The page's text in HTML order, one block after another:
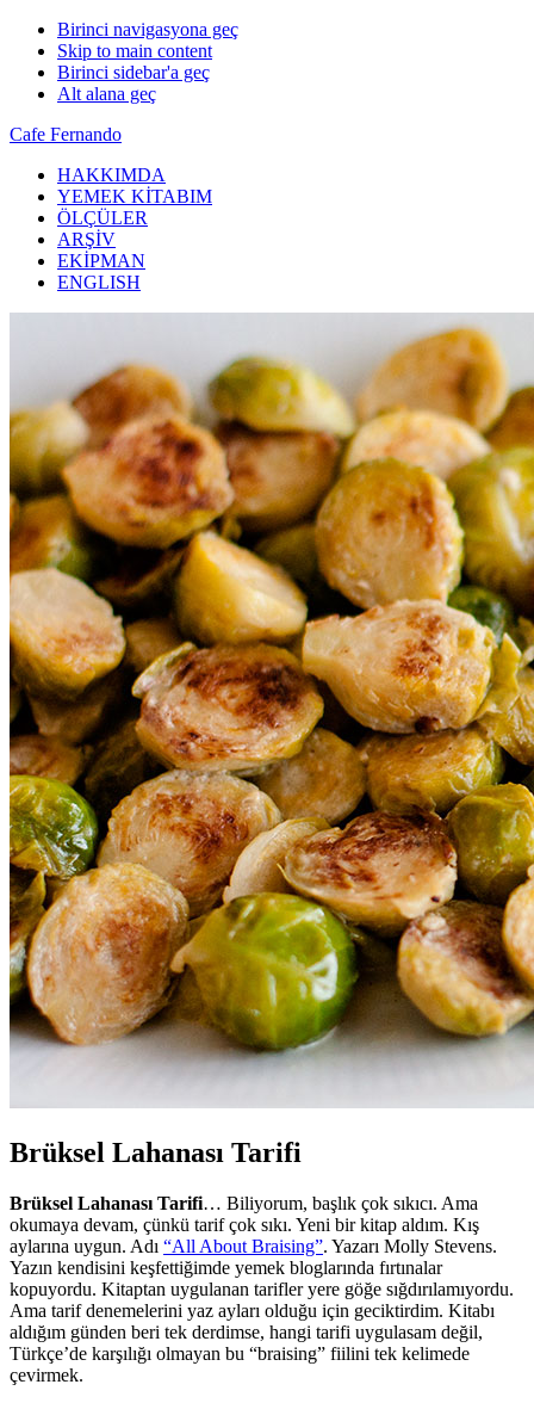
Birinci navigasyona geç
Skip to main content
Birinci sidebar'a geç
Alt alana geç
Cafe Fernando
HAKKIMDA
YEMEK KİTABIM
ÖLÇÜLER
ARŞİV
EKİPMAN
ENGLISH
Brüksel Lahanası Tarifi
Brüksel Lahanası Tarifi… Biliyorum, başlık çok sıkıcı. Ama
okumaya devam, çünkü tarif çok sıkı. Yeni bir kitap aldım. Kış
aylarına uygun. Adı “All About Braising”. Yazarı Molly Stevens.
Yazın kendisini keşfettiğimde yemek bloglarında fırtınalar
kopuyordu. Kitaptan uygulanan tarifler yere göğe sığdırılamıyordu.
Ama tarif denemelerini yaz ayları olduğu için geciktirdim. Kitabı
aldığım günden beri tek derdimse, hangi tarifi uygulasam değil,
Türkçe’de karşılığı olmayan bu “braising” fiilini tek kelimede
çevirmek.